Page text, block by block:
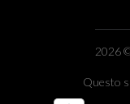
2026
Questo